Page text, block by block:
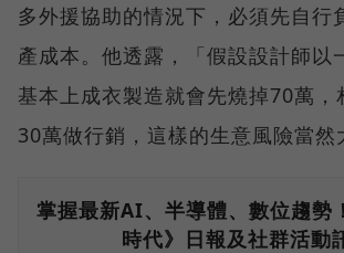
多外援協助的情況下，必須先自行
產成本。他透露，「假設設計師以
基本上成衣製造就會先燒掉70萬，
30萬做行銷，這樣的生意風險當然
掌握最新AI、半導體、數位趨勢
時代》日報及社群活動